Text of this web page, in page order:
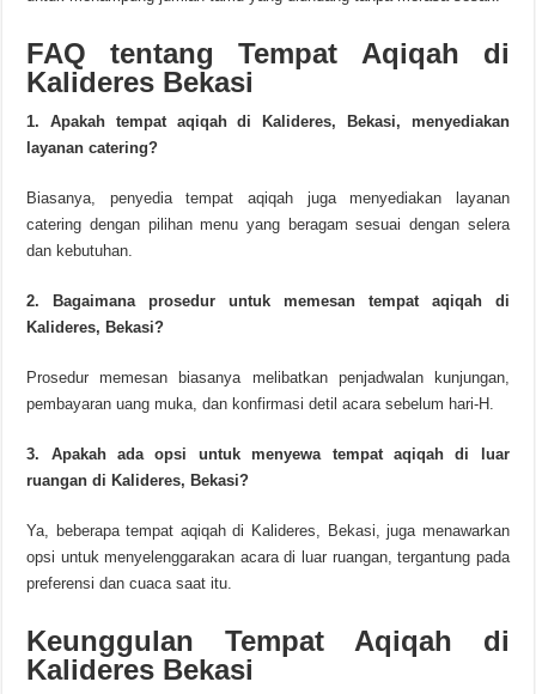
FAQ tentang Tempat Aqiqah di
Kalideres Bekasi
1. Apakah tempat aqiqah di Kalideres, Bekasi, menyediakan
layanan catering?
Biasanya, penyedia tempat aqiqah juga menyediakan layanan
catering dengan pilihan menu yang beragam sesuai dengan selera
dan kebutuhan.
2. Bagaimana prosedur untuk memesan tempat aqiqah di
Kalideres, Bekasi?
Prosedur memesan biasanya melibatkan penjadwalan kunjungan,
pembayaran uang muka, dan konfirmasi detil acara sebelum hari-H.
3. Apakah ada opsi untuk menyewa tempat aqiqah di luar
ruangan di Kalideres, Bekasi?
Ya, beberapa tempat aqiqah di Kalideres, Bekasi, juga menawarkan
opsi untuk menyelenggarakan acara di luar ruangan, tergantung pada
preferensi dan cuaca saat itu.
Keunggulan Tempat Aqiqah di
Kalideres Bekasi